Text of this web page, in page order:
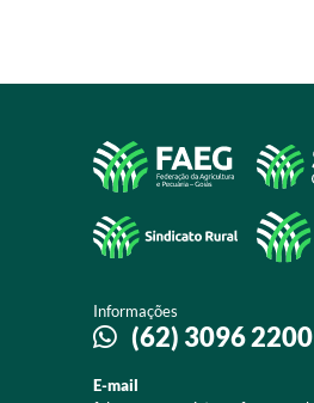
Informações
(62) 3096 2200
E-mail